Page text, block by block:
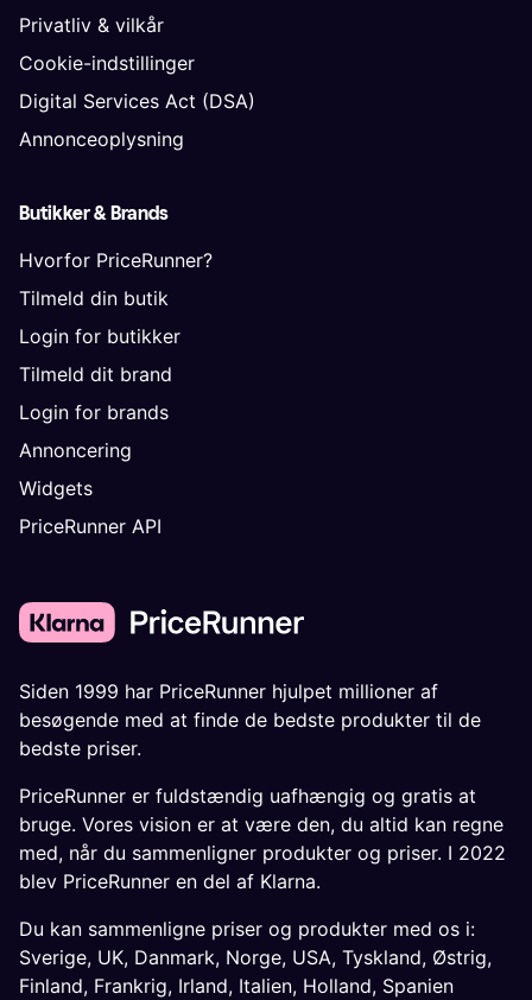
Privatliv & vilkår
Cookie-indstillinger
Digital Services Act (DSA)
Annonceoplysning
Butikker & Brands
Hvorfor PriceRunner?
Tilmeld din butik
Login for butikker
Tilmeld dit brand
Login for brands
Annoncering
Widgets
PriceRunner API
Siden 1999 har PriceRunner hjulpet millioner af
besøgende med at finde de bedste produkter til de
bedste priser.
PriceRunner er fuldstændig uafhængig og gratis at
bruge. Vores vision er at være den, du altid kan regne
med, når du sammenligner produkter og priser. I 2022
blev PriceRunner en del af Klarna.
Du kan sammenligne priser og produkter med os i:
Sverige, UK, Danmark, Norge, USA, Tyskland, Østrig,
Finland, Frankrig, Irland, Italien, Holland, Spanien